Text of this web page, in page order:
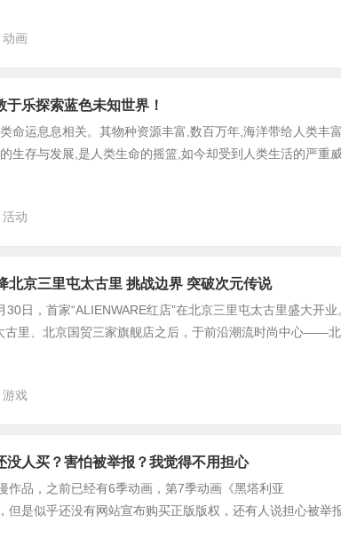
动画
乐探索蓝色未知世界！
命运息息相关。其物种资源丰富,数百万年,海洋带给人类丰
生存与发展,是人类生命的摇篮,如今却受到人类生活的严重
活动
北京三里屯太古里 挑战边界 突破次元传说
日，首家“ALIENWARE红店”在北京三里屯太古里盛大开业
古里、北京国贸三家旗舰店之后，于前沿潮流时尚中心——
游戏
没人买？害怕被举报？我觉得不用担心
作品，之前已经有6季动画，第7季动画《黑塔利亚
是似乎还没有网站宣布购买正版版权，还有人说担心被举